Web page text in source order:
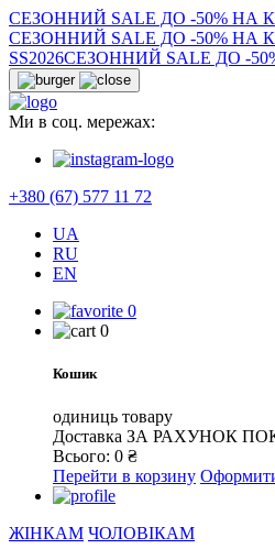
СЕЗОННИЙ SALE ДО -50% НА
СЕЗОННИЙ SALE ДО -50% НА
SS2026СЕЗОННИЙ SALE ДО -
Ми в соц. мережах:
+380 (67) 577 11 72
UA
RU
EN
0
0
Кошик
одиниць товару
Доставка ЗА РАХУНОК
Всього: 0 ₴
Перейти в корзину
ЖІНКАМ ЧОЛОВІКАМ